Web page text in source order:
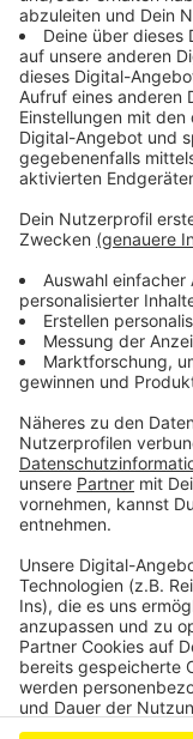
Anzeige
nur ein
Malteser findet
Anzeige
Weitere
Anzeige
"Haus der
Viele neue
Längere
Anzeige
Anzeige